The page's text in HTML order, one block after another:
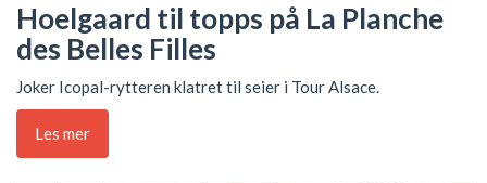
Hoelgaard til topps på La Planche
des Belles Filles
Joker Icopal-rytteren klatret til seier i Tour Alsace.
Les mer